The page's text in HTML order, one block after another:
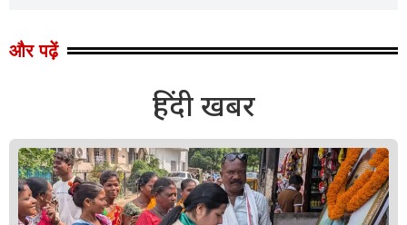
और पढ़ें
हिंदी खबर